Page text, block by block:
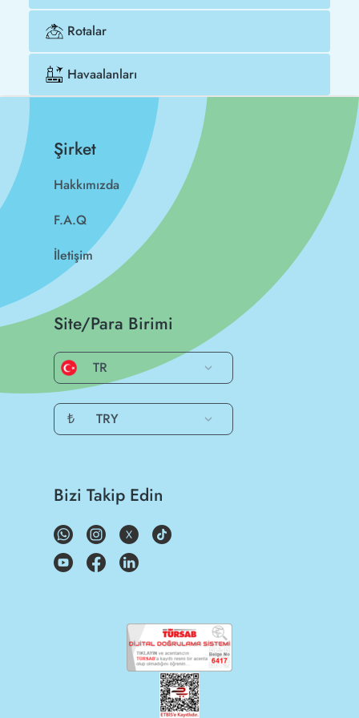
Rotalar
Havaalanları
Şirket
Hakkımızda
F.A.Q
İletişim
Site/Para Birimi
TR
₺ TRY
Bizi Takip Edin